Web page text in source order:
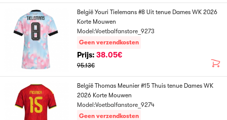
België Youri Tielemans #8 Uit tenue Dames WK 2026
Korte Mouwen
Model:Voetbalfanstore_9273
Geen verzendkosten
Prijs: 38.05€
95.13€
België Thomas Meunier #15 Thuis tenue Dames WK
2026 Korte Mouwen
Model:Voetbalfanstore_9274
Geen verzendkosten